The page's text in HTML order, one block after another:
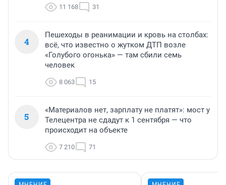
11 168 31
4
Пешеходы в реанимации и кровь на столбах:
всё, что известно о жутком ДТП возле
«Голубого огонька» — там сбили семь
человек
8 063 15
5
«Материалов нет, зарплату не платят»: мост у
Телецентра не сдадут к 1 сентября — что
происходит на объекте
7 210 71